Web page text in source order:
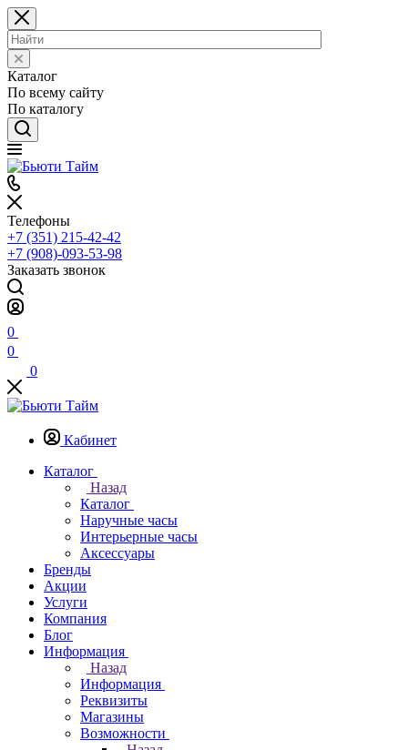
Каталог
По всему сайту
По каталогу
Телефоны
+7 (351) 215-42-42
+7 (908)-093-53-98
Заказать звонок
0
0
0
Кабинет
Каталог
Назад
Каталог
Наручные часы
Интерьерные часы
Аксессуары
Бренды
Акции
Услуги
Компания
Блог
Информация
Назад
Информация
Реквизиты
Магазины
Возможности